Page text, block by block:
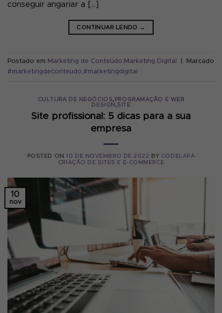
conseguir angariar a […]
CONTINUAR LENDO →
Postado em Marketing de Conteúdo, Marketing Digital
Marcado
#marketingdeconteudo,#marketingdigital
CULTURA DE NEGÓCIOS, PROGRAMAÇÃO E WEB
DESIGN ,SITE
Site profissional: 5 dicas para a sua
empresa
POSTED ON10 DE NOVEMBRO DE 2022 BY CODELAPA
CRIAÇÃO DE SITES E E-COMMERCE
10
nov